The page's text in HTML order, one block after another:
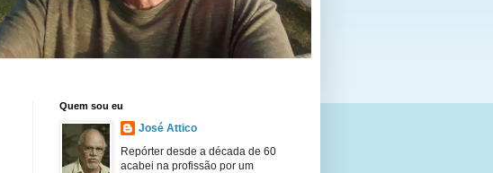
Quem sou eu
José Attico
Repórter desde a década de 60
acabei na profissão por um